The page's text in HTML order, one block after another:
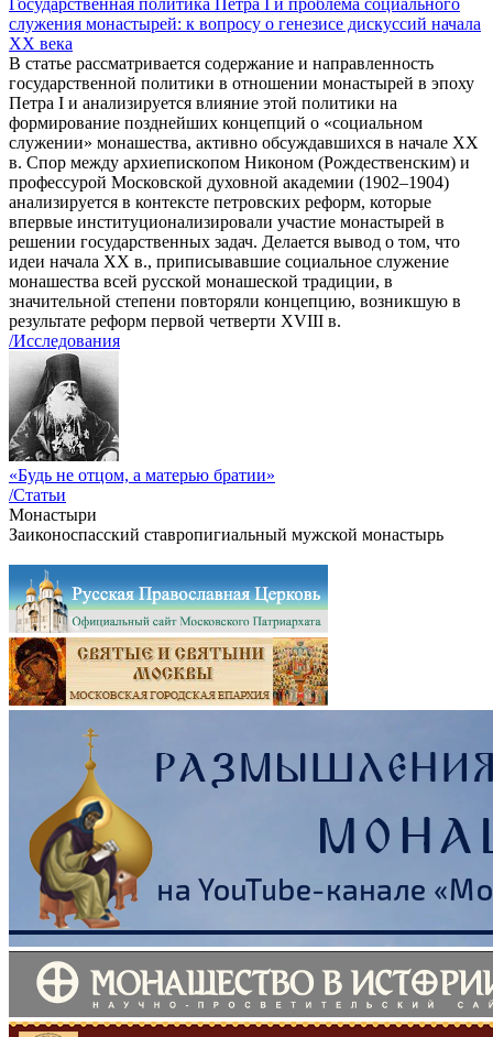
служения монастырей: к вопросу о генезисе дискуссий начала
ХХ века
В статье рассматривается содержание и направленность
государственной политики в отношении монастырей в эпоху
Петра I и анализируется влияние этой политики на
формирование позднейших концепций о «социальном
служении» монашества, активно обсуждавшихся в начале XX
в. Спор между архиепископом Никоном (Рождественским) и
профессурой Московской духовной академии (1902–1904)
анализируется в контексте петровских реформ, которые
впервые институционализировали участие монастырей в
решении государственных задач. Делается вывод о том, что
идеи начала ХХ в., приписывавшие социальное служение
монашества всей русской монашеской традиции, в
значительной степени повторяли концепцию, возникшую в
результате реформ первой четверти XVIII в.
/Исследования
«Будь не отцом, а матерью братии»
/Статьи
Монастыри
Заиконоспасский ставропигиальный мужской монастырь